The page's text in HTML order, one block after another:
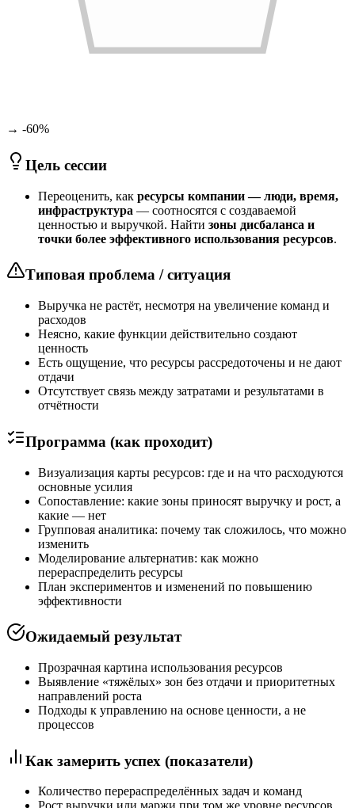
→ -60%
Цель сессии
Переоценить, как ресурсы компании — люди, время,
инфраструктура — соотносятся с создаваемой
ценностью и выручкой. Найти зоны дисбаланса и
точки более эффективного использования ресурсов.
Типовая проблема / ситуация
Выручка не растёт, несмотря на увеличение команд и
расходов
Неясно, какие функции действительно создают
ценность
Есть ощущение, что ресурсы рассредоточены и не дают
отдачи
Отсутствует связь между затратами и результатами в
отчётности
Программа (как проходит)
Визуализация карты ресурсов: где и на что расходуются
основные усилия
Сопоставление: какие зоны приносят выручку и рост, а
какие — нет
Групповая аналитика: почему так сложилось, что можно
изменить
Моделирование альтернатив: как можно
перераспределить ресурсы
План экспериментов и изменений по повышению
эффективности
Ожидаемый результат
Прозрачная картина использования ресурсов
Выявление «тяжёлых» зон без отдачи и приоритетных
направлений роста
Подходы к управлению на основе ценности, а не
процессов
Как замерить успех (показатели)
Количество перераспределённых задач и команд